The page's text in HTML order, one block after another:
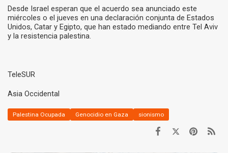
Desde Israel esperan que el acuerdo sea anunciado este
miércoles o el jueves en una declaración conjunta de Estados
Unidos, Catar y Egipto, que han estado mediando entre Tel Aviv
y la resistencia palestina.
TeleSUR
Asia Occidental
Palestina Ocupada Genocidio en Gaza sionismo